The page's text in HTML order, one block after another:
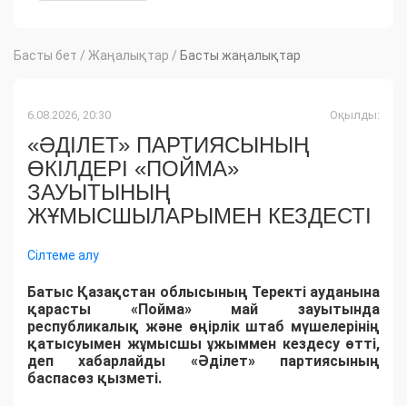
Басты бет / Жаңалықтар / Басты жаңалықтар
6.08.2026, 20:30 Оқылды:
«ӘДІЛЕТ» ПАРТИЯСЫНЫҢ
ӨКІЛДЕРІ «ПОЙМА»
ЗАУЫТЫНЫҢ
ЖҰМЫСШЫЛАРЫМЕН КЕЗДЕСТІ
Сілтеме алу
Батыс Қазақстан облысының Теректі ауданына
қарасты «Пойма» май зауытында
республикалық және өңірлік штаб мүшелерінің
қатысуымен жұмысшы ұжыммен кездесу өтті,
деп хабарлайды «Әділет» партиясының
баспасөз қызметі.